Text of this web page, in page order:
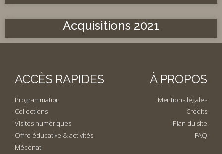
Acquisitions 2021
ACCÈS RAPIDES
Programmation
Collections
Visites numériques
Offre éducative & activités
Mécénat
À PROPOS
Mentions légales
Crédits
Plan du site
FAQ